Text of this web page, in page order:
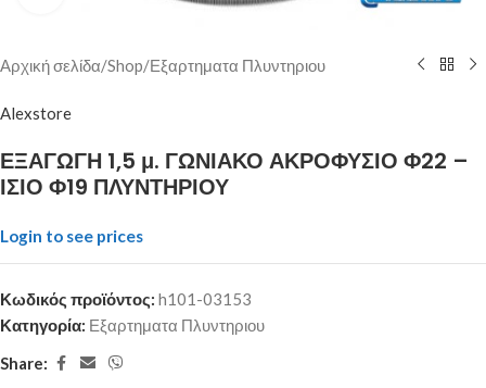
Αρχική σελίδα/Shop/Εξαρτηματα Πλυντηριου
Alexstore
ΕΞΑΓΩΓΗ 1,5 μ. ΓΩΝΙΑΚΟ ΑΚΡΟΦΥΣΙΟ Φ22 –
ΙΣΙΟ Φ19 ΠΛΥΝΤΗΡΙΟΥ
Login to see prices
Κωδικός προϊόντος: h101-03153
Κατηγορία: Εξαρτηματα Πλυντηριου
Share: